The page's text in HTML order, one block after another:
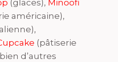
(glaces), Minoofi
américaine),
(pâtiserie
d’autres